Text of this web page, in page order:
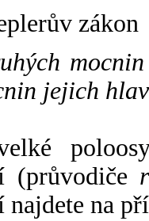
zákon
jejich
(průvodiče r
najdete na